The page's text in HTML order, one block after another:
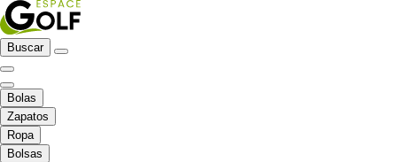
Buscar
Bolas
Zapatos
Ropa
Bolsas